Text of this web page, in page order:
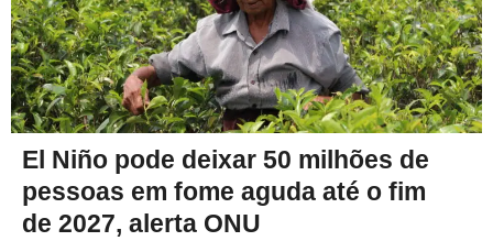
El Niño pode deixar 50 milhões de
pessoas em fome aguda até o fim
de 2027, alerta ONU